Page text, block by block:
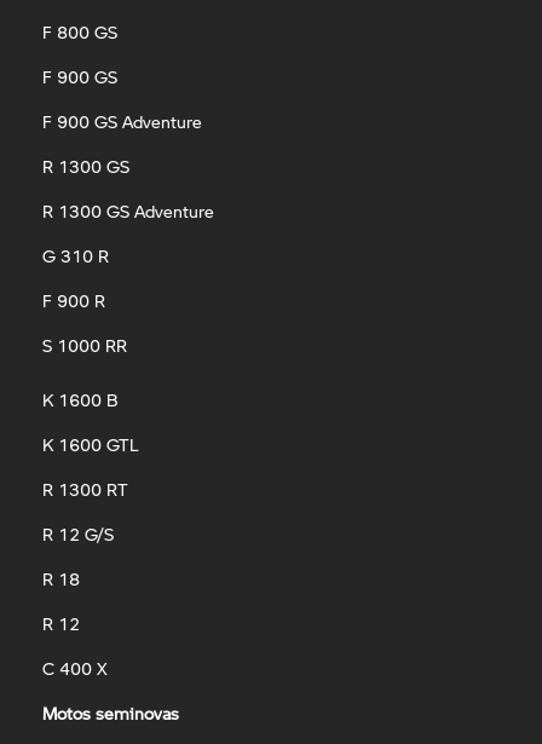
F 800 GS
F 900 GS
F 900 GS Adventure
R 1300 GS
R 1300 GS Adventure
G 310 R
F 900 R
S 1000 RR
K 1600 B
K 1600 GTL
R 1300 RT
R 12 G/S
R 18
R 12
C 400 X
Motos seminovas